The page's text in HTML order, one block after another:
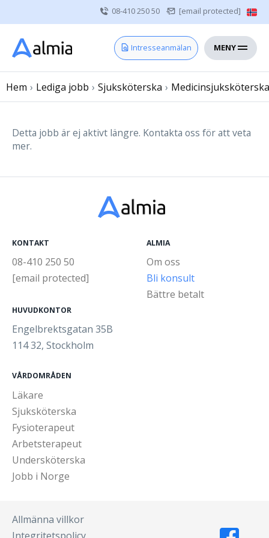
08-410 250 50 [email protected]
Intresseanmälan MENY
Hem
Vårdgivare
Om oss
Sjuksköterska
Läkare
Hem › Lediga jobb › Sjuksköterska › Medicinsjuksköterska
Detta jobb är ej aktivt längre. Kontakta oss för att veta
mer.
KONTAKT
08-410 250 50
[email protected]
HUVUDKONTOR
Engelbrektsgatan 35B
114 32, Stockholm
ALMIA
Om oss
Bli konsult
Bättre betalt
VÅRDOMRÅDEN
Läkare
Sjuksköterska
Fysioterapeut
Arbetsterapeut
Undersköterska
Jobb i Norge
Allmänna villkor
Integritetspolicy